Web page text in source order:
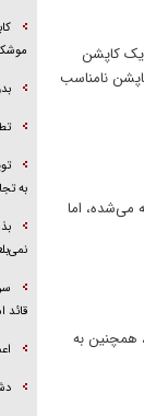
یک کاپشن
نامناسب
می‌شده، اما
قم در حال احداث است، همچنین به
به
قائد